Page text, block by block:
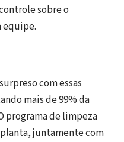
sobre o
equipe.
com essas
mais de 99% da
programa de limpeza
juntamente com